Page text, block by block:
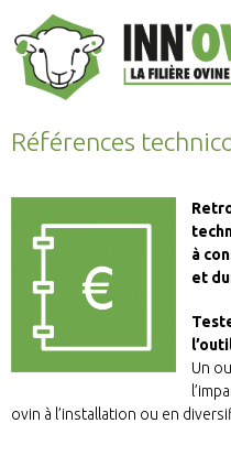
Références
à
et
Un
ovin à l’installation ou en